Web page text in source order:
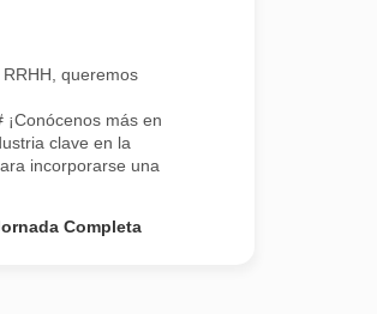
queremos
más en
clave en la
incorporarse una
Completa